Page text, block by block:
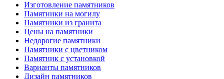
Изготовление памятников
Памятники на могилу
Памятники из гранита
Цены на памятники
Недорогие памятники
Памятники с цветником
Памятник с установкой
Варианты памятников
Дизайн памятников